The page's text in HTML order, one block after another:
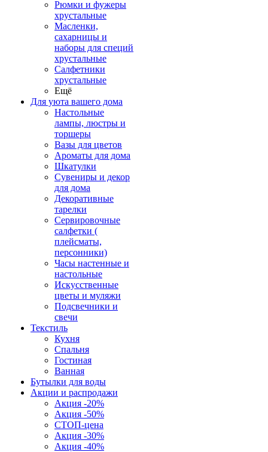
Рюмки и фужеры
хрустальные
Масленки,
сахарницы и
наборы для специй
хрустальные
Салфетники
хрустальные
Ещё
Для уюта вашего дома
Настольные
лампы, люстры и
торшеры
Вазы для цветов
Ароматы для дома
Шкатулки
Сувениры и декор
для дома
Декоративные
тарелки
Сервировочные
салфетки (
плейсматы,
персонники)
Часы настенные и
настольные
Искусственные
цветы и муляжи
Подсвечники и
свечи
Текстиль
Кухня
Спальня
Гостиная
Ванная
Бутылки для воды
Акции и распродажи
Акция -20%
Акция -50%
СТОП-цена
Акция -30%
Акция -40%